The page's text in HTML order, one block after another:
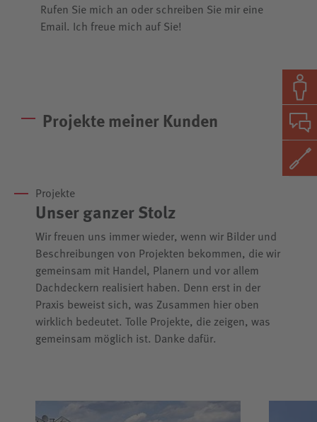
Rufen Sie mich an oder schreiben Sie mir eine
Email. Ich freue mich auf Sie!
Projekte meiner Kunden
Projekte
Unser ganzer Stolz
Wir freuen uns immer wieder, wenn wir Bilder und
Beschreibungen von Projekten bekommen, die wir
gemeinsam mit Handel, Planern und vor allem
Dachdeckern realisiert haben. Denn erst in der
Praxis beweist sich, was Zusammen hier oben
wirklich bedeutet. Tolle Projekte, die zeigen, was
gemeinsam möglich ist. Danke dafür.